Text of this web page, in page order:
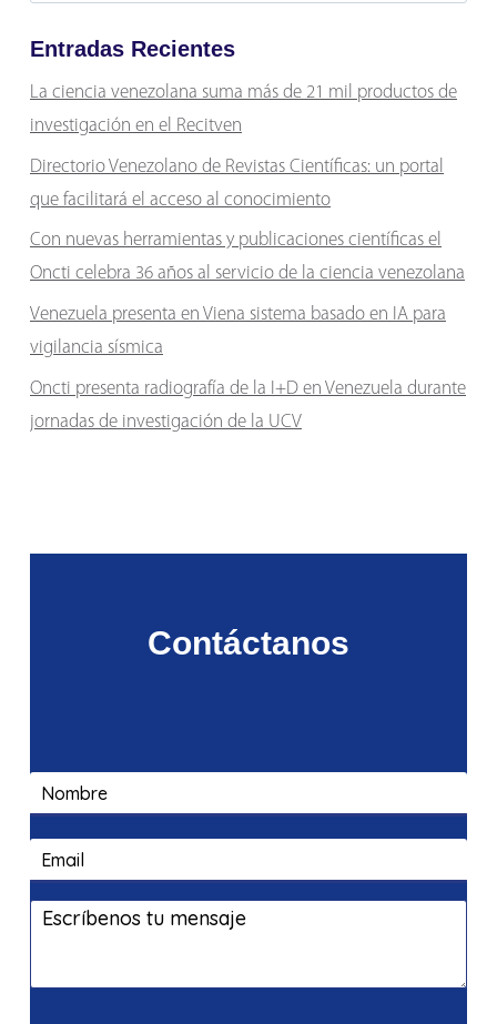
Entradas Recientes
La ciencia venezolana suma más de 21 mil productos de
investigación en el Recitven
Directorio Venezolano de Revistas Científicas: un portal
que facilitará el acceso al conocimiento
Con nuevas herramientas y publicaciones científicas el
Oncti celebra 36 años al servicio de la ciencia venezolana
Venezuela presenta en Viena sistema basado en IA para
vigilancia sísmica
Oncti presenta radiografía de la I+D en Venezuela durante
jornadas de investigación de la UCV
Contáctanos